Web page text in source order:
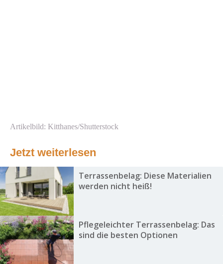
Artikelbild: Kitthanes/Shutterstock
Jetzt weiterlesen
Terrassenbelag: Diese Materialien
werden nicht heiß!
Pflegeleichter Terrassenbelag: Das
sind die besten Optionen